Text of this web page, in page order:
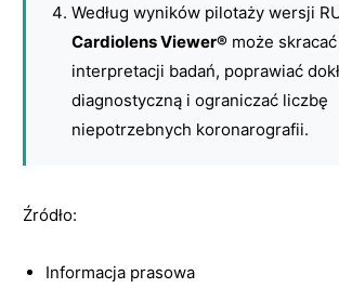
Według wyników pilotaży wersji
Cardiolens Viewer® może
interpretacji badań, poprawiać
diagnostyczną i ograniczać liczbę
niepotrzebnych koronarografii.
Źródło:
Informacja prasowa